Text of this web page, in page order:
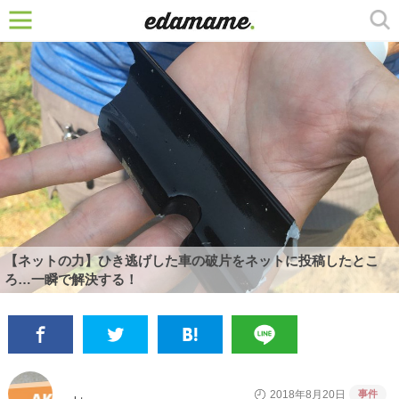
【ネットの力】ひき逃げした車の破片をネットに投稿したとこ
ろ…一瞬で解決する！
2018年8月20日 事件